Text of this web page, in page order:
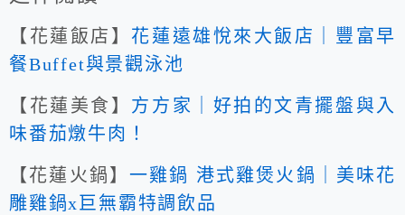
【花蓮飯店】 花蓮遠雄悅來大飯店｜豐富早
餐Buffet與景觀泳池
【花蓮美食】 方方家｜好拍的文青擺盤與入
味番茄燉牛肉！
【花蓮火鍋】一雞鍋 港式雞煲火鍋｜美味花
雕雞鍋x巨無霸特調飲品